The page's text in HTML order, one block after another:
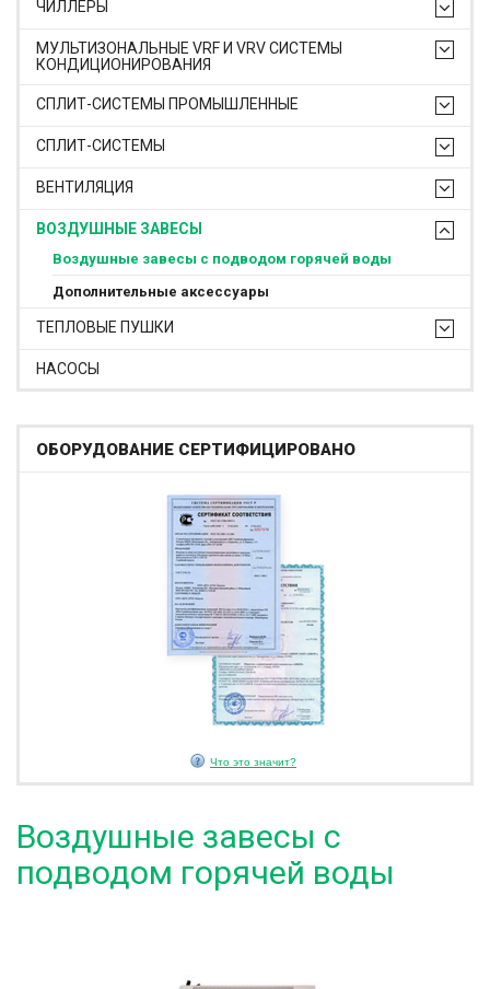
ЧИЛЛЕРЫ
МУЛЬТИЗОНАЛЬНЫЕ VRF И VRV СИСТЕМЫ
КОНДИЦИОНИРОВАНИЯ
СПЛИТ-СИСТЕМЫ ПРОМЫШЛЕННЫЕ
СПЛИТ-СИСТЕМЫ
ВЕНТИЛЯЦИЯ
ВОЗДУШНЫЕ ЗАВЕСЫ
Воздушные завесы с подводом горячей воды
Дополнительные аксессуары
ТЕПЛОВЫЕ ПУШКИ
НАСОСЫ
ОБОРУДОВАНИЕ СЕРТИФИЦИРОВАНО
Что это значит?
Воздушные завесы с
подводом горячей воды